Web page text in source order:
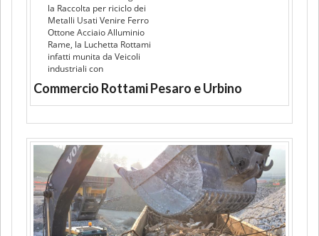
la Raccolta per riciclo dei
Metalli Usati Venire Ferro
Ottone Acciaio Alluminio
Rame, la Luchetta Rottami
infatti munita da Veicoli
industriali con
Commercio Rottami Pesaro e Urbino